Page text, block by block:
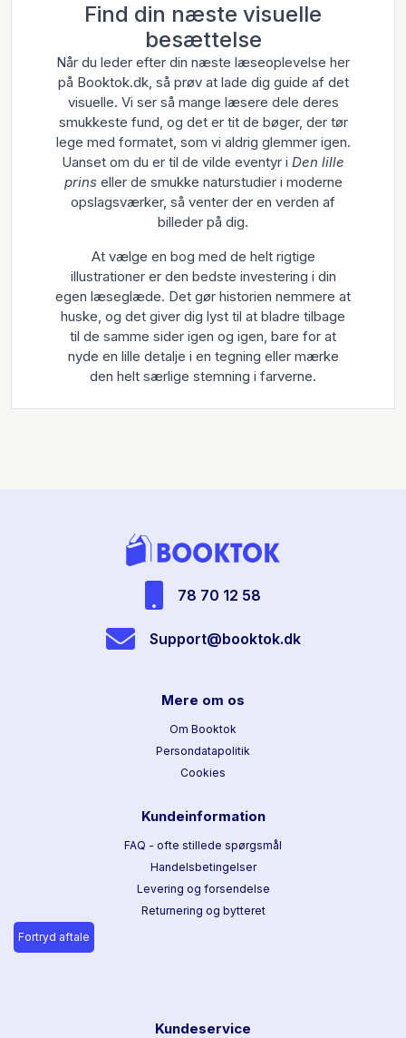
Find din næste visuelle
besættelse
Når du leder efter din næste læseoplevelse her
på Booktok.dk, så prøv at lade dig guide af det
visuelle. Vi ser så mange læsere dele deres
smukkeste fund, og det er tit de bøger, der tør
lege med formatet, som vi aldrig glemmer igen.
Uanset om du er til de vilde eventyr i Den lille
prinseller de smukke naturstudier i moderne
opslagsværker, så venter der en verden af
billeder på dig.
At vælge en bog med de helt rigtige
illustrationer er den bedste investering i din
egen læseglæde. Det gør historien nemmere at
huske, og det giver dig lyst til at bladre tilbage
til de samme sider igen og igen, bare for at
nyde en lille detalje i en tegning eller mærke
den helt særlige stemning i farverne.
78 70 12 58
Support@booktok.dk
Mere om os
Om Booktok
Persondatapolitik
Cookies
Kundeinformation
FAQ - ofte stillede spørgsmål
Handelsbetingelser
Levering og forsendelse
Returnering og bytteret
Fortryd aftale
Kundeservice